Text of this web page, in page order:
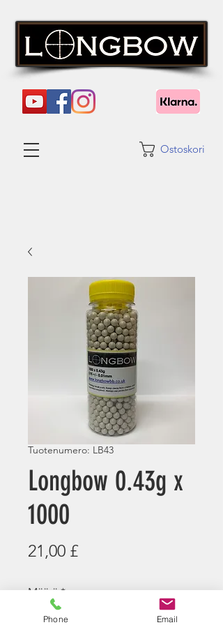
Ostoskori
Tuotenumero: LB43
Longbow 0.43g x
1000
21,00 £Hinta
Määrä *
Phone Email